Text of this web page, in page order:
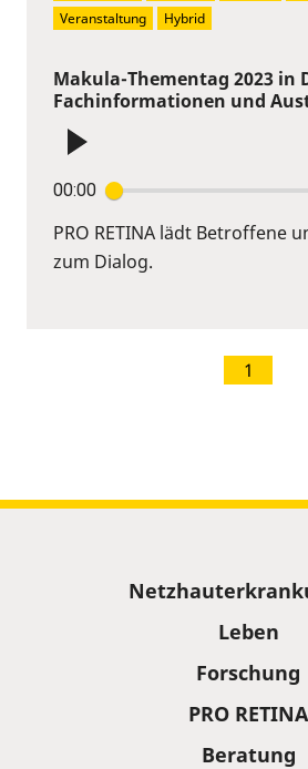
Makula-Thementag 2023 in
Fachinformationen und
00:00
PRO RETINA lädt Betroffene
zum Dialog.
Veranstaltung
Hybrid
1
Leben
Forschung
PRO RETINA
Beratung